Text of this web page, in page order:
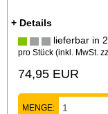
+ Details
lieferbar in
pro Stück (inkl. MwSt.
74,95 EUR
MENGE: